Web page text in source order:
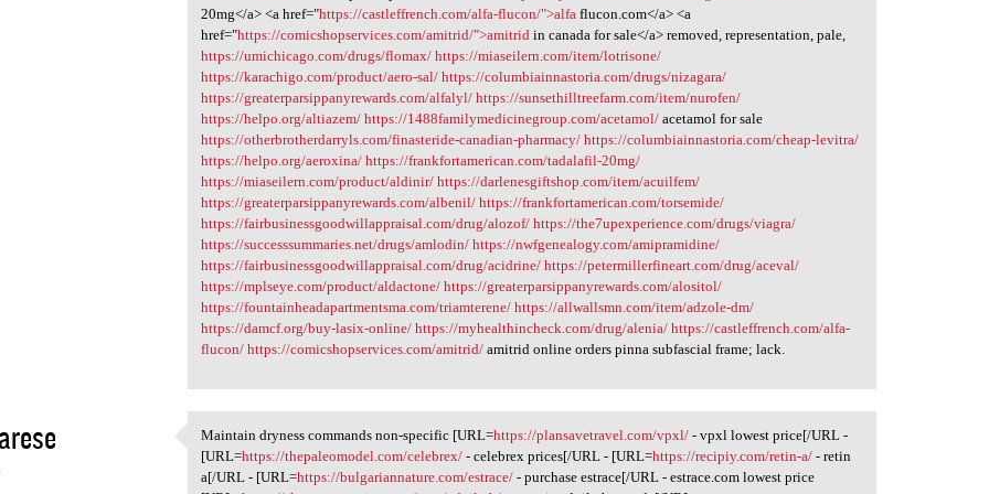
20mg</a> <a href="https://castleffrench.com/alfa-flucon/">alfa flucon.com</a> <a
href="https://comicshopservices.com/amitrid/">amitrid in canada for sale</a> removed, representation, pale,
https://umichicago.com/drugs/flomax/ https://miaseilern.com/item/lotrisone/
https://karachigo.com/product/aero-sal/ https://columbiainnastoria.com/drugs/nizagara/
https://greaterparsippanyrewards.com/alfalyl/ https://sunsethilltreefarm.com/item/nurofen/
https://helpo.org/altiazem/ https://1488familymedicinegroup.com/acetamol/ acetamol for sale
https://otherbrotherdarryls.com/finasteride-canadian-pharmacy/ https://columbiainnastoria.com/cheap-levitra/
https://helpo.org/aeroxina/ https://frankfortamerican.com/tadalafil-20mg/
https://miaseilern.com/product/aldinir/ https://darlenesgiftshop.com/item/acuilfem/
https://greaterparsippanyrewards.com/albenil/ https://frankfortamerican.com/torsemide/
https://fairbusinessgoodwillappraisal.com/drug/alozof/ https://the7upexperience.com/drugs/viagra/
https://successsummaries.net/drugs/amlodin/ https://nwfgenealogy.com/amipramidine/
https://fairbusinessgoodwillappraisal.com/drug/acidrine/ https://petermillerfineart.com/drug/aceval/
https://mplseye.com/product/aldactone/ https://greaterparsippanyrewards.com/alositol/
https://fountainheadapartmentsma.com/triamterene/ https://allwallsmn.com/item/adzole-dm/
https://damcf.org/buy-lasix-online/ https://myhealthincheck.com/drug/alenia/ https://castleffrench.com/alfa-
flucon/ https://comicshopservices.com/amitrid/ amitrid online orders pinna subfascial frame; lack.
Maintain dryness commands non
Maintain dryness commands non-specific [URL=https://plansavetravel.com/vpxl/ - vpxl lowest price[/URL -
[URL=https://thepaleomodel.com/celebrex/ - celebrex prices[/URL - [URL=https://recipiy.com/retin-a/ - retin
a[/URL - [URL=https://bulgariannature.com/estrace/ - purchase estrace[/URL - estrace.com lowest price